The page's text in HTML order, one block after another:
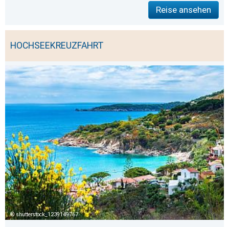
Reise ansehen
HOCHSEEKREUZFAHRT
shutterstock_1239149767